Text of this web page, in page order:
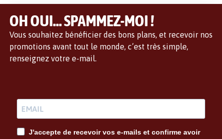
OH OUI... SPAMMEZ-MOI !
Vous souhaitez bénéficier des bons plans, et recevoir nos
promotions avant tout le monde, c’est très simple,
renseignez votre e-mail.
J'accepte de recevoir vos e-mails et confirme avoir